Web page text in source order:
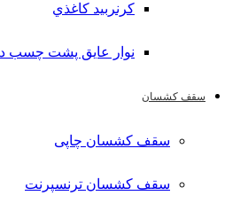
کرنربید کاغذي
نوار عایق پشت چسب دار
سقف کشسان
سقف کشسان چاپی
سقف کشسان ترنسپرنت